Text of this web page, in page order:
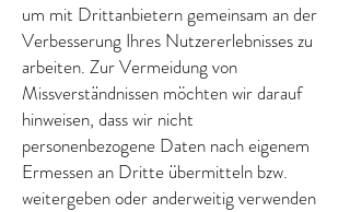
um mit Drittanbietern gemeinsam an der
Verbesserung Ihres Nutzererlebnisses zu
arbeiten. Zur Vermeidung von
Missverständnissen möchten wir darauf
hinweisen, dass wir nicht
personenbezogene Daten nach eigenem
Ermessen an Dritte übermitteln bzw.
weitergeben oder anderweitig verwenden